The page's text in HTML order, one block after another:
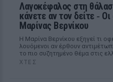
Λαγοκέφαλος στη
κάνετε αν τον δείτε ‑
Μαρίνας Βερνίκου
Η Μαρίνα Βερνίκου εξηγεί τι
λουόμενοι αν έρθουν
το πιο συζητημένο θέμα στις
ΧΤΕΣ